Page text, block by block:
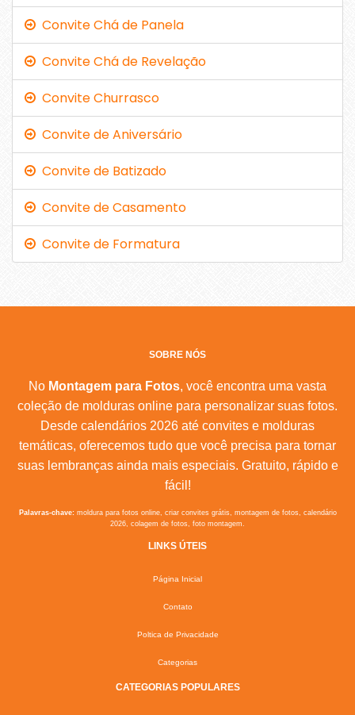
Convite Chá de Panela
Convite Chá de Revelação
Convite Churrasco
Convite de Aniversário
Convite de Batizado
Convite de Casamento
Convite de Formatura
SOBRE NÓS
No Montagem para Fotos, você encontra uma vasta
coleção de molduras online para personalizar suas fotos.
Desde calendários 2026 até convites e molduras
temáticas, oferecemos tudo que você precisa para tornar
suas lembranças ainda mais especiais. Gratuito, rápido e
fácil!
Palavras-chave:moldura para fotos online, criar convites grátis, montagem de fotos, calendário
2026, colagem de fotos, foto montagem.
LINKS ÚTEIS
Página Inicial
Contato
Poltica de Privacidade
Categorias
CATEGORIAS POPULARES